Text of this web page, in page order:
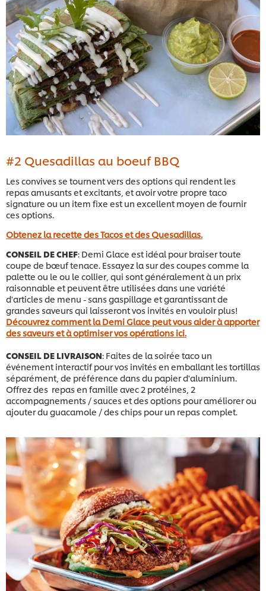
#2 Quesadillas au boeuf BBQ
Les convives se tournent vers des options qui rendent les
repas amusants et excitants, et avoir votre propre taco
signature ou un item fixe est un excellent moyen de fournir
ces options.
Obtenez la recette des Tacos et des Quesadillas.
CONSEIL DE CHEF: Demi Glace est idéal pour braiser toute
coupe de bœuf tenace. Essayez la sur des coupes comme la
palette ou le ou le collier, qui sont généralement à un prix
raisonnable et peuvent être utilisées dans une variété
d'articles de menu - sans gaspillage et garantissant de
grandes saveurs qui laisseront vos invités en vouloir plus!
Découvrez comment la Demi Glace peut vous aider à apporter
des saveurs et à optimiser vos opérations ici.
CONSEIL DE LIVRAISON: Faites de la soirée taco un
événement interactif pour vos invités en emballant les tortillas
séparément, de préférence dans du papier d'aluminium.
Offrez des repas en famille avec 2 protéines, 2
accompagnements / sauces et des options pour améliorer ou
ajouter du guacamole / des chips pour un repas complet.